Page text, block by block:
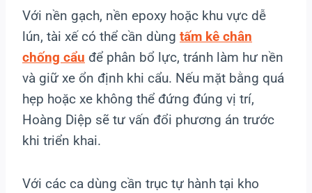
Với nền gạch, nền epoxy hoặc khu vực dễ
lún, tài xế có thể cần dùng tấm kê chân
chống cẩu để phân bổ lực, tránh làm hư nền
và giữ xe ổn định khi cẩu. Nếu mặt bằng quá
hẹp hoặc xe không thể đứng đúng vị trí,
Hoàng Diệp sẽ tư vấn đổi phương án trước
khi triển khai.
Với các ca dùng cần trục tự hành tại kho